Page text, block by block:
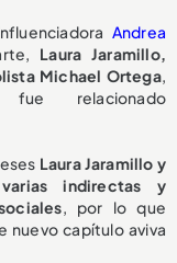
Andrea
Laura Jaramillo,
Michael Ortega,
fue relacionado
Laura Jaramillo y
indirectas y
, por lo que
nuevo capítulo aviva